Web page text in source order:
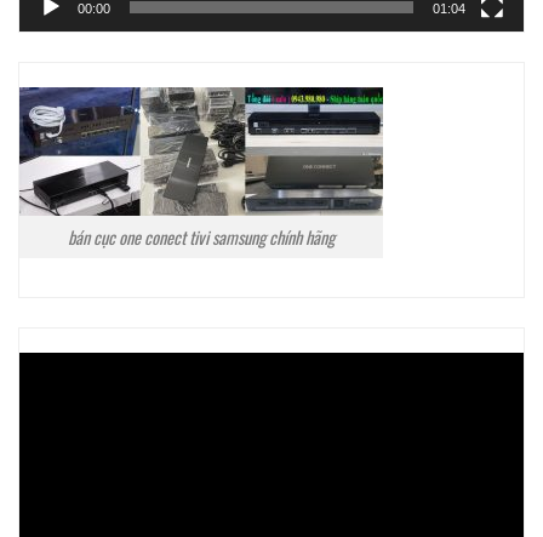
00:00 01:04
bán cục one conect tivi samsung chính hãng